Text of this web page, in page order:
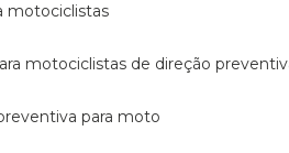
motociclistas
motociclistas de direção
para moto